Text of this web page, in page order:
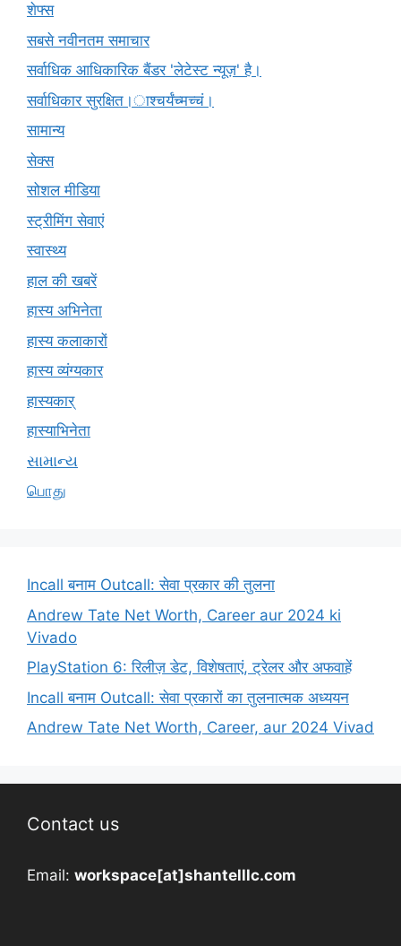
शेफ्स
सबसे नवीनतम समाचार
सर्वाधिक आधिकारिक बैंडर 'लेटेस्ट न्यूज़' है।
सर्वाधिकार सुरक्षित।ाश्चर्यंच्मच्चं।
सामान्य
सेक्स
सोशल मीडिया
स्ट्रीमिंग सेवाएं
स्वास्थ्य
हाल की खबरें
हास्य अभिनेता
हास्य कलाकारों
हास्य व्यंग्यकार
हास्यकार्
हास्याभिनेता
સામાન્ય
பொது
Incall बनाम Outcall: सेवा प्रकार की तुलना
Andrew Tate Net Worth, Career aur 2024 ki
Vivado
PlayStation 6: रिलीज़ डेट, विशेषताएं, ट्रेलर और अफवाहें
Incall बनाम Outcall: सेवा प्रकारों का तुलनात्मक अध्ययन
Andrew Tate Net Worth, Career, aur 2024 Vivad
Contact us
Email: workspace[at]shantelllc.com